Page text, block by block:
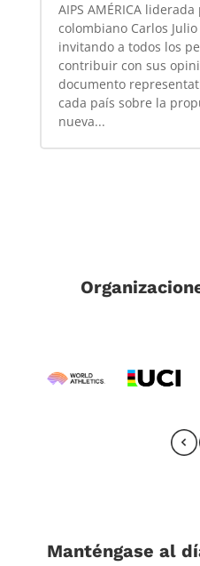
AIPS AMÉRICA
colombiano Carlos
invitando a todos los
contribuir con sus
documento
cada país sobre la
nueva...
Manténgase al